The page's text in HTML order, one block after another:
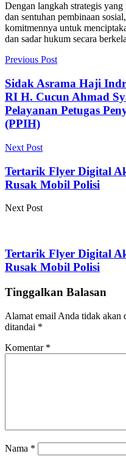
Dengan langkah strategis
dan sentuhan pembinaan
komitmennya untuk
dan sadar hukum secara
Previous Post
Sidak Asrama Haji
RI H. Cucun Ahmad
Pelayanan Petugas
(PPIH)
Next Post
Tertarik Flyer Digital
Rusak Mobil Polisi
Next Post
Tertarik Flyer Digital
Rusak Mobil Polisi
Tinggalkan Balasan
Alamat email Anda tidak akan
ditandai *
Komentar *
Nama *